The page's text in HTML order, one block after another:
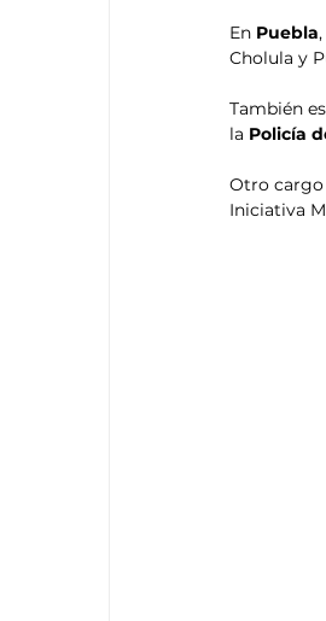
En Puebla
Cholula y
También
la Policía
Otro cargo
Iniciativa